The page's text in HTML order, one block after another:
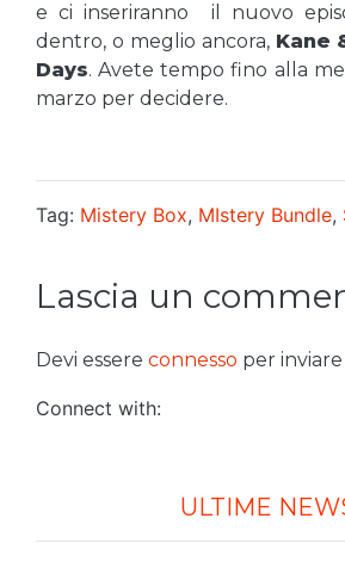
e ci inseriranno il nuovo
dentro, o meglio ancora, Kane
Days. Avete tempo fino alla
marzo per decidere.
Tag: Mistery Box, MIstery Bundle,
Lascia un
Devi essere connesso per
Connect with:
ULTIME